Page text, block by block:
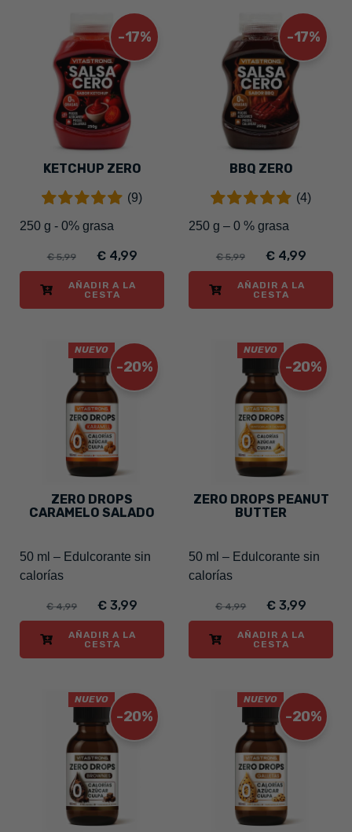
-17%
KETCHUP ZERO
(9)
250 g - 0% grasa
€ 5,99 € 4,99
AÑADIR A LA
CESTA
-17%
BBQ ZERO
(4)
250 g – 0 % grasa
€ 5,99 € 4,99
AÑADIR A LA
CESTA
-20%
NUEVO
ZERO DROPS
CARAMELO SALADO
50 ml – Edulcorante sin
calorías
€ 4,99 € 3,99
AÑADIR A LA
CESTA
-20%
NUEVO
ZERO DROPS PEANUT
BUTTER
50 ml – Edulcorante sin
calorías
€ 4,99 € 3,99
AÑADIR A LA
CESTA
-20%
NUEVO
-20%
NUEVO